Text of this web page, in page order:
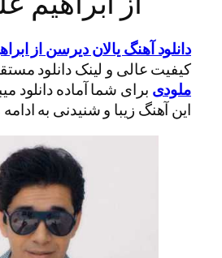
دانلود آهنگ یالان دیرسن از ابراهیم
کیفیت عالی و لینک دانلود مستقیم
ملودیبرای شما آماده دانلود میباشد
این آهنگ زیبا و شنیدنی به ادامه